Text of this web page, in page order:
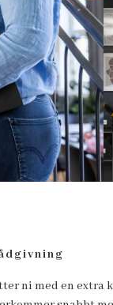
ni med en extra